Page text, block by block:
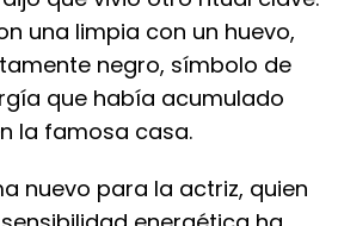
una limpia con un huevo,
negro, símbolo de
que había acumulado
la famosa casa.
nuevo para la actriz, quien